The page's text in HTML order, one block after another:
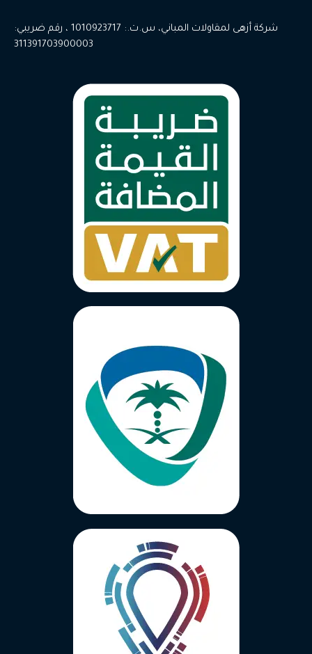
شركة أزهى لمقاولات المباني، س.ت.: 1010923717 ، رقم ضريبي:
311391703900003